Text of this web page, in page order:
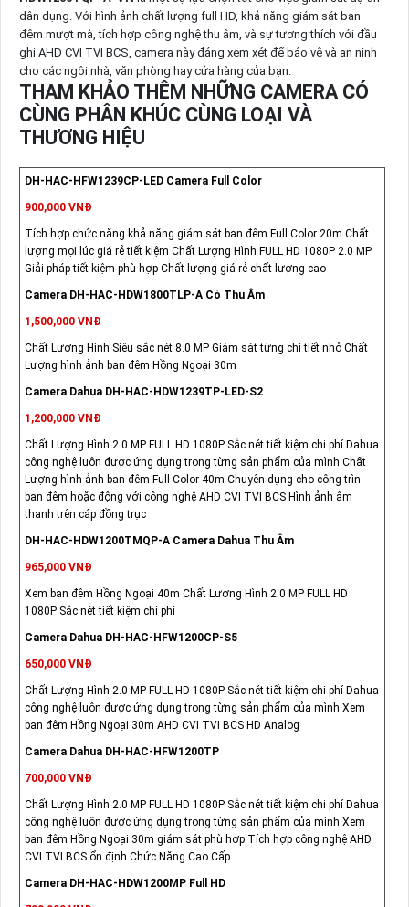
dân dụng. Với hình ảnh chất lượng full HD, khả năng giám sát ban
đêm mượt mà, tích hợp công nghệ thu âm, và sự tương thích với đầu
ghi AHD CVI TVI BCS, camera này đáng xem xét để bảo vệ và an ninh
cho các ngôi nhà, văn phòng hay cửa hàng của bạn.
THAM KHẢO THÊM NHỮNG CAMERA CÓ
CÙNG PHÂN KHÚC CÙNG LOẠI VÀ
THƯƠNG HIỆU
DH-HAC-HFW1239CP-LED Camera Full Color
900,000 VNĐ
Tích hợp chức năng khả năng giám sát ban đêm Full Color 20m Chất
lượng mọi lúc giá rẻ tiết kiệm Chất Lượng Hình FULL HD 1080P 2.0 MP
Giải pháp tiết kiệm phù hợp Chất lượng giá rẻ chất lượng cao
Camera DH-HAC-HDW1800TLP-A Có Thu Âm
1,500,000 VNĐ
Chất Lượng Hình Siêu sắc nét 8.0 MP Giám sát từng chi tiết nhỏ Chất
Lượng hình ảnh ban đêm Hồng Ngoại 30m
Camera Dahua DH-HAC-HDW1239TP-LED-S2
1,200,000 VNĐ
Chất Lượng Hình 2.0 MP FULL HD 1080P Sắc nét tiết kiệm chi phí Dahua
công nghệ luôn được ứng dụng trong từng sản phẩm của mình Chất
Lượng hình ảnh ban đêm Full Color 40m Chuyên dụng cho công trìn
ban đêm hoặc động với công nghệ AHD CVI TVI BCS Hình ảnh âm
thanh trên cáp đồng trục
DH-HAC-HDW1200TMQP-A Camera Dahua Thu Âm
965,000 VNĐ
Xem ban đêm Hồng Ngoại 40m Chất Lượng Hình 2.0 MP FULL HD
1080P Sắc nét tiết kiệm chi phí
Camera Dahua DH-HAC-HFW1200CP-S5
650,000 VNĐ
Chất Lượng Hình 2.0 MP FULL HD 1080P Sắc nét tiết kiệm chi phí Dahua
công nghệ luôn được ứng dụng trong từng sản phẩm của mình Xem
ban đêm Hồng Ngoại 30m AHD CVI TVI BCS HD Analog
Camera Dahua DH-HAC-HFW1200TP
700,000 VNĐ
Chất Lượng Hình 2.0 MP FULL HD 1080P Sắc nét tiết kiệm chi phí Dahua
công nghệ luôn được ứng dụng trong từng sản phẩm của mình Xem
ban đêm Hồng Ngoại 30m giám sát phù hơp Tích hợp công nghệ AHD
CVI TVI BCS ổn định Chức Năng Cao Cấp
Camera DH-HAC-HDW1200MP Full HD